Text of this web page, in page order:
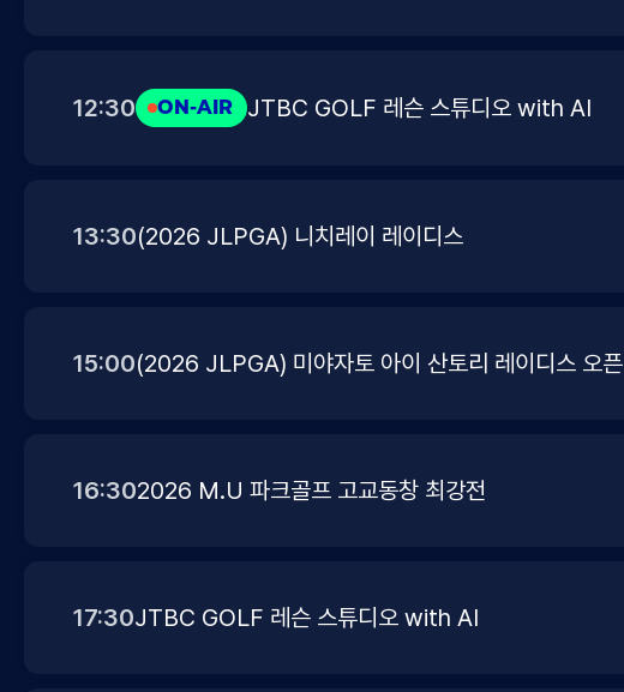
12:30 ON-AIR JTBC GOLF 레슨 스튜디오 with AI
13:30(2026 JLPGA) 니치레이 레이디스
15:00(2026 JLPGA) 미야자토 아이 산토리 레이디스 오픈
16:302026 M.U 파크골프 고교동창 최강전
17:30JTBC GOLF 레슨 스튜디오 with AI